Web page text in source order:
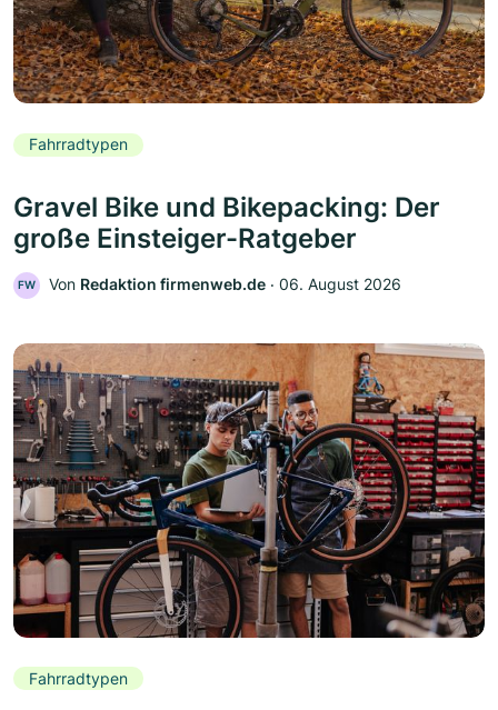
Fahrradtypen
Gravel Bike und Bikepacking: Der
große Einsteiger-Ratgeber
FW Von Redaktion firmenweb.de ‧ 06. August 2026
Fahrradtypen